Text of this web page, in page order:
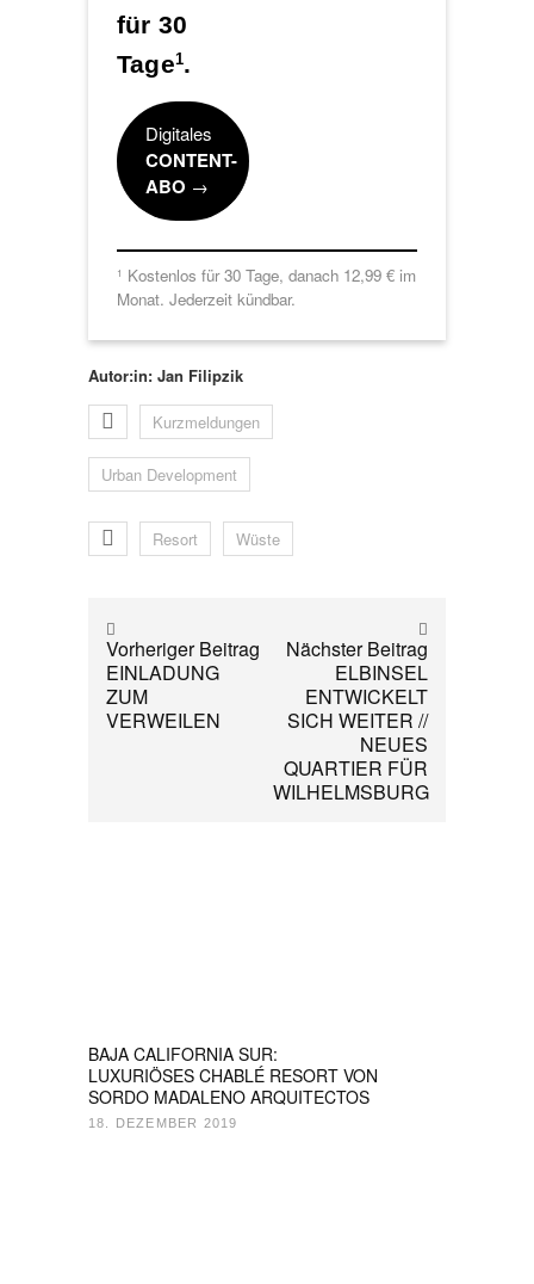
für 30
Tage1.
Digitales
CONTENT-
ABO →
1 Kostenlos für 30 Tage, danach 12,99 € im
Monat. Jederzeit kündbar.
Autor:in: Jan Filipzik
Kurzmeldungen
Urban Development
Resort Wüste
Vorheriger Beitrag
EINLADUNG
ZUM
VERWEILEN
Nächster Beitrag
ELBINSEL
ENTWICKELT
SICH WEITER //
NEUES
QUARTIER FÜR
WILHELMSBURG
BAJA CALIFORNIA SUR:
LUXURIÖSES CHABLÉ RESORT VON
SORDO MADALENO ARQUITECTOS
18. DEZEMBER 2019